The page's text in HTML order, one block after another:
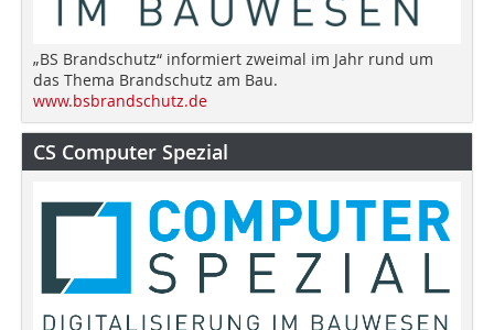
„BS Brandschutz“ informiert zweimal im Jahr rund um
das Thema Brandschutz am Bau.
www.bsbrandschutz.de
CS Computer Spezial